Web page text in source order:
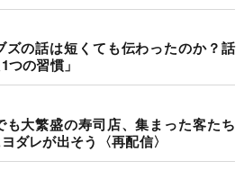
の話は短くても伝わったのか？話
の習慣」
も大繁盛の寿司店、集まった客たち
ダレが出そう〈再配信〉